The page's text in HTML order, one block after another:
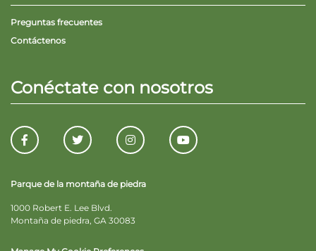
Preguntas frecuentes
Contáctenos
Conéctate con nosotros
Parque de la montaña de piedra
1000 Robert E. Lee Blvd.
Montaña de piedra, GA 30083